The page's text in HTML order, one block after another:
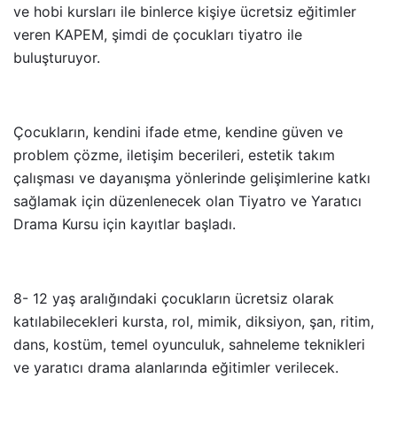
ve hobi kursları ile binlerce kişiye ücretsiz eğitimler
veren KAPEM, şimdi de çocukları tiyatro ile
buluşturuyor.
Çocukların, kendini ifade etme, kendine güven ve
problem çözme, iletişim becerileri, estetik takım
çalışması ve dayanışma yönlerinde gelişimlerine katkı
sağlamak için düzenlenecek olan Tiyatro ve Yaratıcı
Drama Kursu için kayıtlar başladı.
8- 12 yaş aralığındaki çocukların ücretsiz olarak
katılabilecekleri kursta, rol, mimik, diksiyon, şan, ritim,
dans, kostüm, temel oyunculuk, sahneleme teknikleri
ve yaratıcı drama alanlarında eğitimler verilecek.